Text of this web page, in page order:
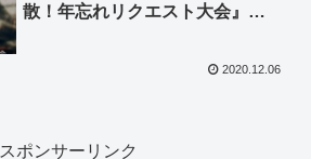
散！年忘れリクエスト大会』
2020.12.06
スポンサーリンク